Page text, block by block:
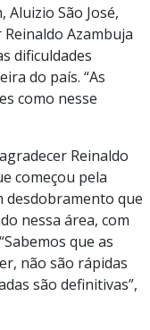
São José,
Azambuja
dificuldades
do país. “As
como nesse
Reinaldo
começou pela
desdobramento que
nessa área, com
que as
não são rápidas
são definitivas”,